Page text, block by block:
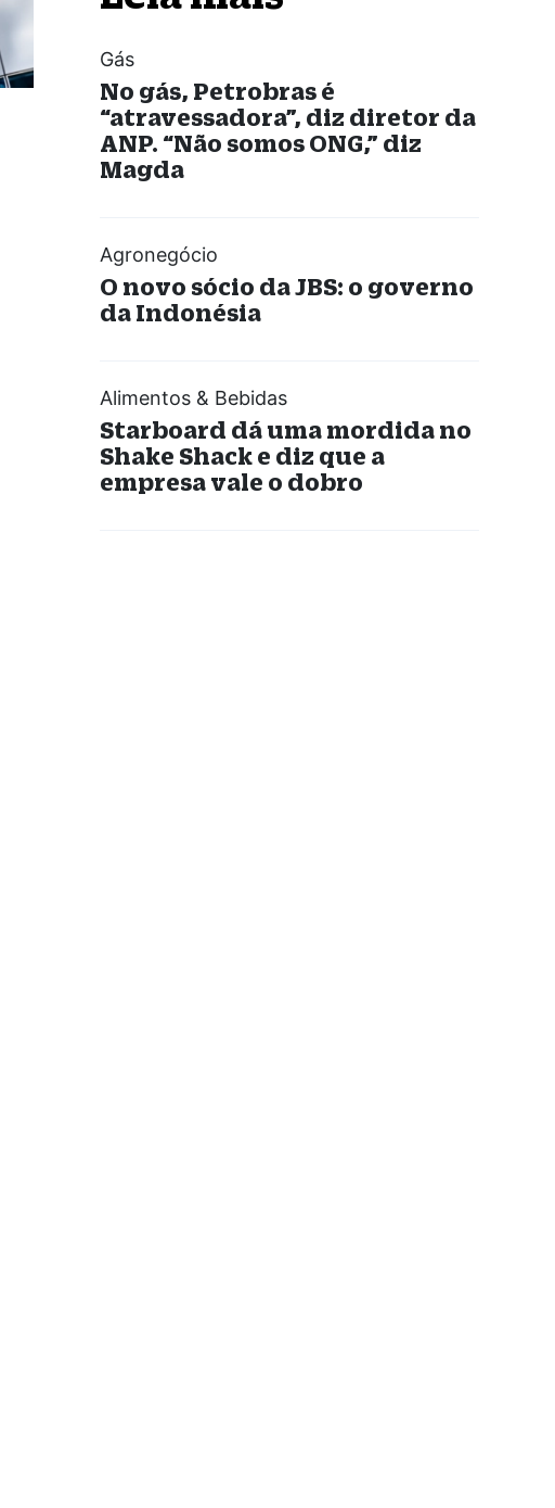
Gás
No gás, Petrobras é
“atravessadora”, diz diretor da
ANP. “Não somos ONG,” diz
Magda
Agronegócio
O novo sócio da JBS: o governo
da Indonésia
Alimentos & Bebidas
Starboard dá uma mordida no
Shake Shack e diz que a
empresa vale o dobro